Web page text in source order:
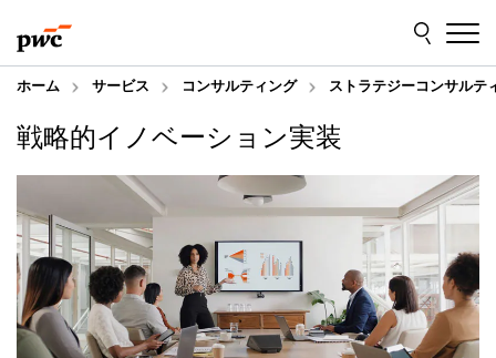
to
content
to
footer
ホーム サービス コンサルティング ストラテジーコンサルテ
戦略的イノベーション実装